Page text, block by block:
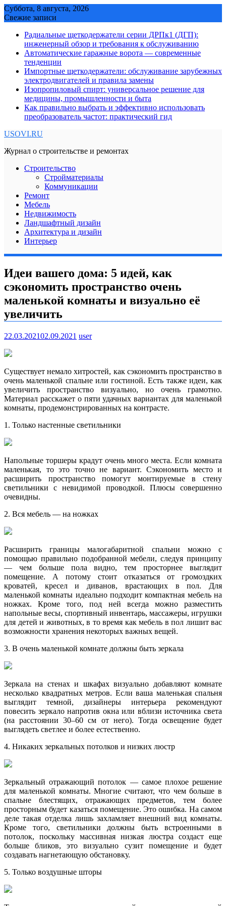
Skip
to
Суббота, 8 августа, 2026
Свежие записи
Радиальные щеткодержатели серии ДРПк1 (ДГП):
инженерный обзор и требования к обслуживанию
Автоматические гаражные ворота — современные
тенденции
Импортные щеткодержатели: обслуживание зарубежных
электродвигателей и правила замены
Изопропиловый спирт: универсальное решение для
медицины, промышленности и быта
Как правильно выбрать и эффективно использовать
преобразователь частот: практический гид
USOVI.RU
Журнал о строительстве и ремонтах
Строительство
Стройматериалы
Коммуникации
Ремонт
Мебель
Недвижимость
Ландшафтный дизайн
Архитектура и дизайн
Интерьер
Идеи вашего дома: 5 идей, как
сэкономить пространство очень
маленькой комнаты и визуально её
увеличить
22.03.202102.09.2021 user
Существует немало хитростей, как сэкономить пространство в
очень маленькой спальне или гостиной. Есть также идеи, как
увеличить пространство визуально, но очень грамотно.
Материал расскажет о пяти удачных вариантах для маленькой
комнаты, продемонстрированных на контрасте.
1. Только настенные светильники
Напольные торшеры крадут очень много места. Если комната
маленькая, то это точно не вариант. Сэкономить место и
расширить пространство помогут монтируемые в стену
светильники с невидимой проводкой. Плюсы совершенно
очевидны.
2. Вся мебель — на ножках
Расширить границы малогабаритной спальни можно с
помощью правильно подобранной мебели, следуя принципу
— чем больше пола видно, тем просторнее выглядит
помещение. А потому стоит отказаться от громоздких
кроватей, кресел и диванов, врастающих в пол. Для
маленькой комнаты идеально подходит компактная мебель на
ножках. Кроме того, под ней всегда можно разместить
напольные весы, спортивный инвентарь, массажеры, игрушки
для детей и животных, в то время как мебель в пол лишит вас
возможности хранения некоторых важных вещей.
3. В очень маленькой комнате должны быть зеркала
Зеркала на стенах и шкафах визуально добавляют комнате
несколько квадратных метров. Если ваша маленькая спальня
выглядит темной, дизайнеры интерьера рекомендуют
повесить зеркало напротив окна или вблизи источника света
(на расстоянии 30–60 см от него). Тогда освещение будет
выглядеть светлее и более естественно.
4. Никаких зеркальных потолков и низких люстр
Зеркальный отражающий потолок — самое плохое решение
для маленькой комнаты. Многие считают, что чем больше в
спальне блестящих, отражающих предметов, тем более
просторным будет казаться помещение. Это ошибка. На самом
деле такая отделка лишь захламляет внешний вид комнаты.
Кроме того, светильники должны быть встроенными в
потолок, поскольку массивная низкая люстра создаст еще
больше бликов, это визуально сузит помещение и будет
создавать нагнетающую обстановку.
5. Только воздушные шторы